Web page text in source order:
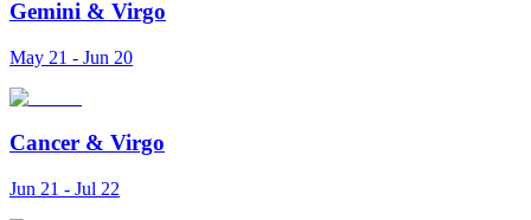
Gemini & Virgo
May 21 - Jun 20
Cancer & Virgo
Jun 21 - Jul 22